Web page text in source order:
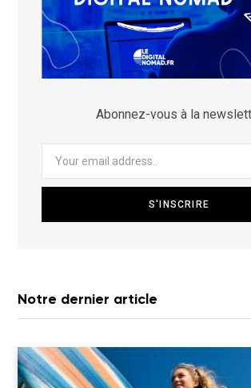
Abonnez-vous à la
Notre dernier article